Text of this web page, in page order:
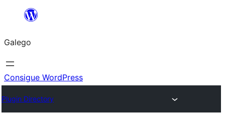
Saltar
contido
Galego
Consigue WordPress
Plugin Directory